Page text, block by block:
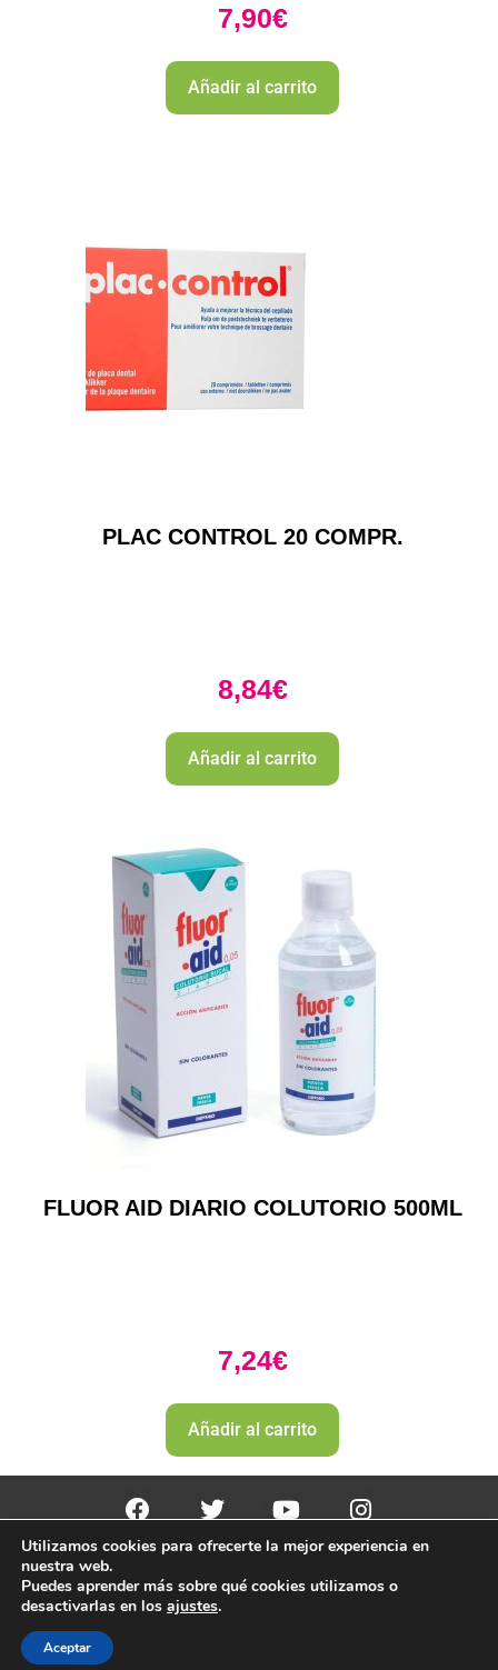
7,90€
Añadir al carrito
PLAC CONTROL 20 COMPR.
8,84€
Añadir al carrito
FLUOR AID DIARIO COLUTORIO 500ML
7,24€
Añadir al carrito
PharmaZone © 2022 | |Politica envio y devoluciones.
Utilizamos cookies para ofrecerte la mejor experiencia en
nuestra web.
Puedes aprender más sobre qué cookies utilizamos o
desactivarlas en los ajustes.
Aceptar